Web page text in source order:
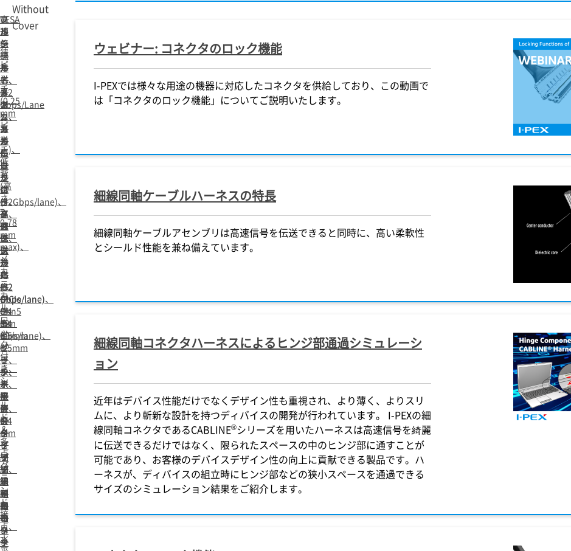
Without
Cover
狭
ピ
ッ
チ
(0.25
mm
ピ
ッ
チ)、
低
背
(高
さ
=
0.78
mm
max)、
メ
カ
ニ
カ
ル
ロ
ッ
ク
付
き、
シ
ー
ル
ド
＆
多
点
グ
ラ
ン
ド
接
点、
水
フ
ル
シ
ー
ル
ド、
メ
カ
ニ
カ
ル
ロ
ッ
ク
付
き、
高
速
伝
送
対
応
(32
Gbps/lane)
、
0.4
mm
ピ
ッ
チ、
水
平
嵌
合
タ
イ
プ
細
線
同
軸
コ
ネ
ク
フ
ル
シ
ー
ル
ド、
メ
カ
ニ
カ
ル
ロ
ッ
ク
付
き、
高
速
伝
送
対
応
(32
Gbps/lane)、
0.4
mm
ピ
ッ
チ、
水
平
嵌
合
タ
イ
プ
細
線
同
軸
コ
ネ
ク
タ
フ
ル
シ
ー
ル
ド
＆
メ
カ
ニ
カ
ル
ロ
ッ
ク
付
き、
高
速
伝
送
対
応
(PCIe
Gen5
32
GT/s/lane)、
0.5mm
ピ
ッ
チ、
水
平
嵌
合
タ
イ
プ
細
線
同
軸
コ
ネ
高
速
伝
送
対
応
(32
Gbps/Lane
）、
メ
カ
ニ
カ
ル
ロ
ッ
ク
付
き、
シ
ー
ル
ド
付
き、
多
点
グ
ラ
ン
ド
接
点、
0.4
mm
ピ
ッ
チ、
水
平
嵌
合
タ
イ
VESA
規
格
標
準
コ
ネ
ク
タ、
高
速
伝
送
対
応
(32Gbps/lane)、
メ
カ
ニ
カ
ル
ロ
ッ
ク
付
き、
0.5mm
ピ
ッ
チ、
水
平
嵌
合
タ
イ
プ
細
線
同
軸
コ
ネ
ク
ウェビナー: コネクタのロック機能
I-PEXでは様々な用途の機器に対応したコネクタを供給しており、この動画で
は「コネクタのロック機能」についてご説明いたします。
細線同軸ケーブルハーネスの特長
細線同軸ケーブルアセンブリは高速信号を伝送できると同時に、高い柔軟性
とシールド性能を兼ね備えています。
細線同軸コネクタハーネスによるヒンジ部通過シミュレーシ
ョン
近年はデバイス性能だけでなくデザイン性も重視され、より薄く、よりスリ
ムに、より斬新な設計を持つディバイスの開発が行われています。 I-PEXの細
線同軸コネクタであるCABLINE®シリーズを用いたハーネスは高速信号を綺麗
に伝送できるだけではなく、限られたスペースの中のヒンジ部に通すことが
可能であり、お客様のデバイスデザイン性の向上に貢献できる製品です。ハ
ーネスが、ディバイスの組立時にヒンジ部などの狭小スペースを通過できる
サイズのシミュレーション結果をご紹介します。